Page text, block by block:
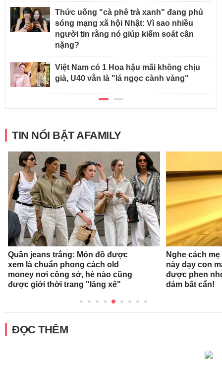
Thức uống "cà phê trà xanh" đang phủ
sóng mạng xã hội Nhật: Vì sao nhiều
người tin rằng nó giúp kiểm soát cân
nặng?
Việt Nam có 1 Hoa hậu mãi không chịu
già, U40 vẫn là "lá ngọc cành vàng"
TIN NỔI BẬT AFAMILY
Quần jeans trắng: Món đồ được
xem là chuẩn phong cách old
money nơi công sở, hè nào cũng
được giới thời trang "lăng xê"
Nghe cách
này dạy con
được phen
dám bất cẩn!
ĐỌC THÊM